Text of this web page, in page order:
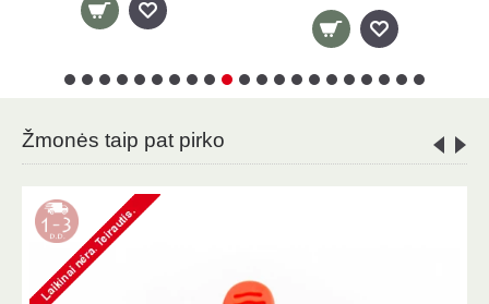
Žmonės taip pat pirko